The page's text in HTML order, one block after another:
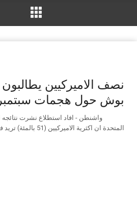
نصف الاميركيين
بوش حول هجمات سبتمبر
واشنطن - افاد استطلاع نشرت
المتحدة ان اكثرية